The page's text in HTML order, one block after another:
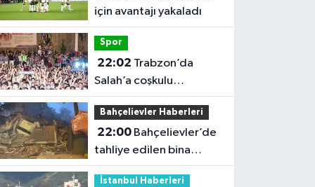
için avantajı yakaladı
Spor
22:02
Salah’a coşkulu
karşılama
Bahçelievler Haberleri
22:00Bahçelievler’de
tahliye edilen bina
çöktü
İstanbul Haberleri